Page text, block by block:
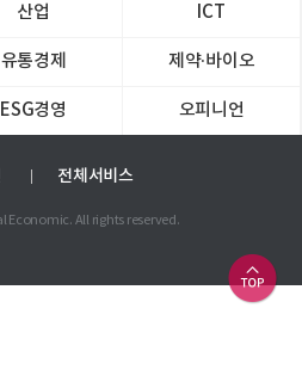
산업 ICT
유통경제 제약∙바이오
ESG경영 오피니언
전체서비스
Economic. All rights reserved.